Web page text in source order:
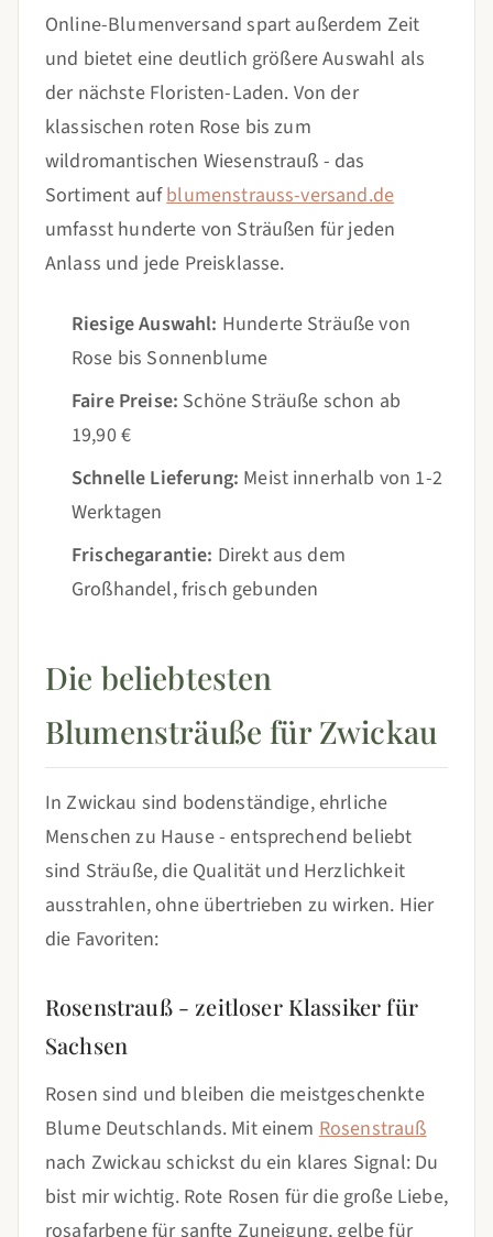
Online-Blumenversand spart außerdem Zeit
und bietet eine deutlich größere Auswahl als
der nächste Floristen-Laden. Von der
klassischen roten Rose bis zum
wildromantischen Wiesenstrauß - das
Sortiment aufblumenstrauss-versand.de
umfasst hunderte von Sträußen für jeden
Anlass und jede Preisklasse.
Riesige Auswahl: Hunderte Sträuße von
Rose bis Sonnenblume
Faire Preise: Schöne Sträuße schon ab
19,90 €
Schnelle Lieferung: Meist innerhalb von 1-2
Werktagen
Frischegarantie: Direkt aus dem
Großhandel, frisch gebunden
Die beliebtesten
Blumensträuße für Zwickau
In Zwickau sind bodenständige, ehrliche
Menschen zu Hause - entsprechend beliebt
sind Sträuße, die Qualität und Herzlichkeit
ausstrahlen, ohne übertrieben zu wirken. Hier
die Favoriten:
Rosenstrauß - zeitloser Klassiker für
Sachsen
Rosen sind und bleiben die meistgeschenkte
Blume Deutschlands. Mit einemRosenstrauß
nach Zwickau schickst du ein klares Signal: Du
bist mir wichtig. Rote Rosen für die große Liebe,
rosafarbene für sanfte Zuneigung, gelbe für